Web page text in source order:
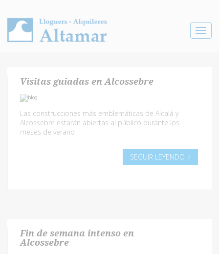
Toggle
Visitas guiadas en Alcossebre
Las construcciones más emblemáticas de Alcalà y
Alcossebre estarán abiertas al público durante los
meses de verano
SEGUIR LEYENDO
Fin de semana intenso en
Alcossebre